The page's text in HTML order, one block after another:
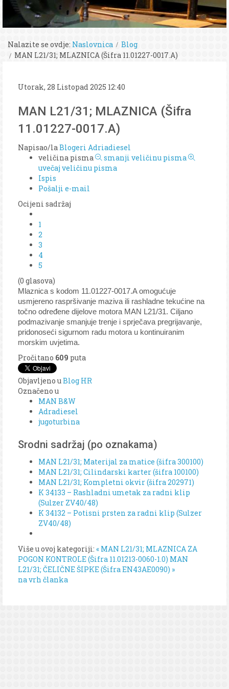
Nalazite se ovdje: Naslovnica
Blog
MAN L21/31; MLAZNICA (Šifra 11.01227-0017.A)
Utorak, 28 Listopad 2025 12:40
MAN L21/31; MLAZNICA (Šifra
11.01227-0017.A)
Napisao/la Blogeri Adriadiesel
veličina pisma
smanji veličinu pisma
uvečaj veličinu pisma
Ispis
Pošalji e-mail
Ocijeni sadržaj
1
2
3
4
5
(0 glasova)
Mlaznica s kodom 11.01227-0017.A omogućuje
usmjereno raspršivanje maziva ili rashladne tekućine na
točno određene dijelove motora MAN L21/31. Ciljano
podmazivanje smanjuje trenje i sprječava pregrijavanje,
pridonoseći sigurnom radu motora u kontinuiranim
morskim uvjetima.
Pročitano 609 puta
Objavljeno uBlog HR
Označeno u
MAN B&W
Adradiesel
jugoturbina
Srodni sadržaj (po oznakama)
MAN L21/31; Materijal za matice (šifra 300100)
MAN L21/31; Cilindarski karter (šifra 100100)
MAN L21/31; Kompletni okvir (šifra 202971)
K 34133 – Rashladni umetak za radni klip
(Sulzer ZV40/48)
K 34132 – Potisni prsten za radni klip (Sulzer
ZV40/48)
Više u ovoj kategoriji: « MAN L21/31; MLAZNICA ZA
POGON KONTROLE (Šifra 11.01213-0060-1.0) MAN
L21/31; ČELIČNE ŠIPKE (Šifra EN43AE0090) »
na vrh članka